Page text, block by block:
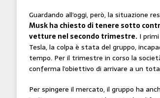
Guardando all’oggi, però, la situazione
Musk ha chiesto di tenere sotto
vetture nel secondo trimestre.I primi
Tesla, la colpa è stata del gruppo,
tempo. Per il trimestre in corso la
conferma l’obiettivo di arrivare a un
Per spingere il mercato, il gruppo ha